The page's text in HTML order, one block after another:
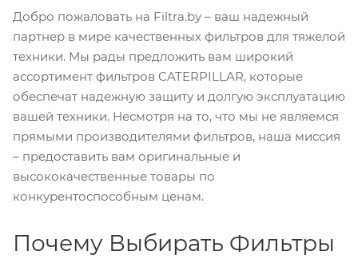
Добро пожаловать на Filtra.by – ваш надежный
партнер в мире качественных фильтров для тяжелой
техники. Мы рады предложить вам широкий
ассортимент фильтров CATERPILLAR, которые
обеспечат надежную защиту и долгую эксплуатацию
вашей техники. Несмотря на то, что мы не являемся
прямыми производителями фильтров, наша миссия
– предоставить вам оригинальные и
высококачественные товары по
конкурентоспособным ценам.
Почему Выбирать Фильтры